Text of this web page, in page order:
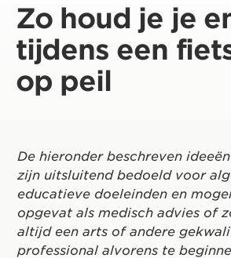
Zo houd je je
tijdens een
op peil
De hieronder beschreven
zijn uitsluitend bedoeld voor
educatieve doeleinden en
opgevat als medisch advies of
altijd een arts of andere
professional alvorens te